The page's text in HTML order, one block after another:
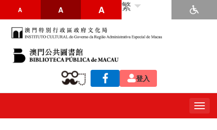
A A A 繁
登入